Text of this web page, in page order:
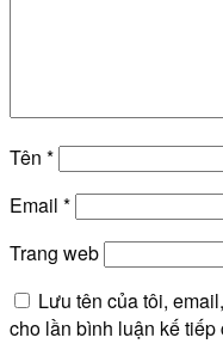
Tên *
Email *
Trang web
Lưu tên của tôi,
cho lần bình luận kế tiếp